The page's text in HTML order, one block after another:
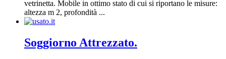
vetrinetta. Mobile in ottimo stato di cui si riportano le misure:
altezza m 2, profondità ...
Soggiorno Attrezzato.